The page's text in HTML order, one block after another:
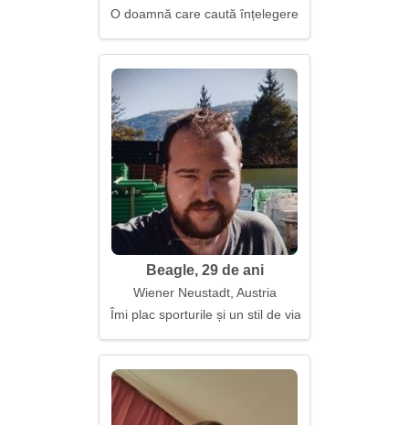
O doamnă care caută înțelegere reciprocă și
Beagle, 29 de ani
Wiener Neustadt, Austria
Îmi plac sporturile și un stil de viață activ